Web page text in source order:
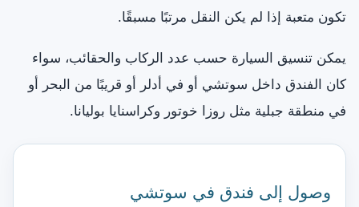
تكون متعبة إذا لم يكن النقل مرتبًا مسبقًا.
يمكن تنسيق السيارة حسب عدد الركاب والحقائب، سواء
كان الفندق داخل سوتشي أو في أدلر أو قريبًا من البحر أو
في منطقة جبلية مثل روزا خوتور وكراسنايا بوليانا.
وصول إلى فندق في سوتشي